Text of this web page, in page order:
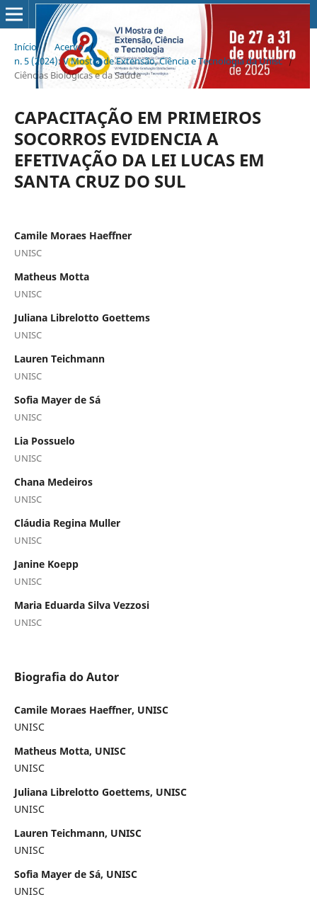
Início / Acervo /
n. 5 (2024): V Mostra de Extensão, Ciência e Tecnologia da Unisc /
Ciências Biológicas e da Saúde
CAPACITAÇÃO EM PRIMEIROS
SOCORROS EVIDENCIA A
EFETIVAÇÃO DA LEI LUCAS EM
SANTA CRUZ DO SUL
Camile Moraes Haeffner
UNISC
Matheus Motta
UNISC
Juliana Librelotto Goettems
UNISC
Lauren Teichmann
UNISC
Sofia Mayer de Sá
UNISC
Lia Possuelo
UNISC
Chana Medeiros
UNISC
Cláudia Regina Muller
UNISC
Janine Koepp
UNISC
Maria Eduarda Silva Vezzosi
UNISC
Biografia do Autor
Camile Moraes Haeffner, UNISC
UNISC
Matheus Motta, UNISC
UNISC
Juliana Librelotto Goettems, UNISC
UNISC
Lauren Teichmann, UNISC
UNISC
Sofia Mayer de Sá, UNISC
UNISC